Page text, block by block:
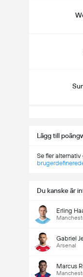
Lägg till
Se fler
Du kanske är
Erling
Gabriel
Arsenal
Marcus
Totalt
Totalt